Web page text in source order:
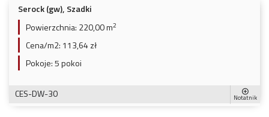
Serock (gw), Szadki
Powierzchnia: 220,00 m2
Cena/m2: 113,64 zł
Pokoje:5 pokoi
CES-DW-30 Notatnik